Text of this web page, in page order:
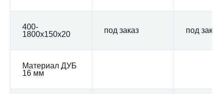
400-
1800x150x20
под заказ под заказ
Материал ДУБ
16 мм